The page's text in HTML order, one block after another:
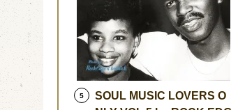
5
SOUL MUSIC LOVERS O